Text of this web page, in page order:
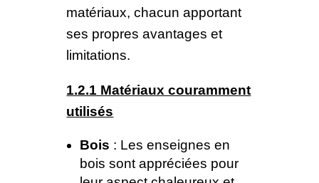
matériaux, chacun apportant
ses propres avantages et
limitations.
1.2.1 Matériaux couramment
utilisés
Bois : Les enseignes en
bois sont appréciées pour